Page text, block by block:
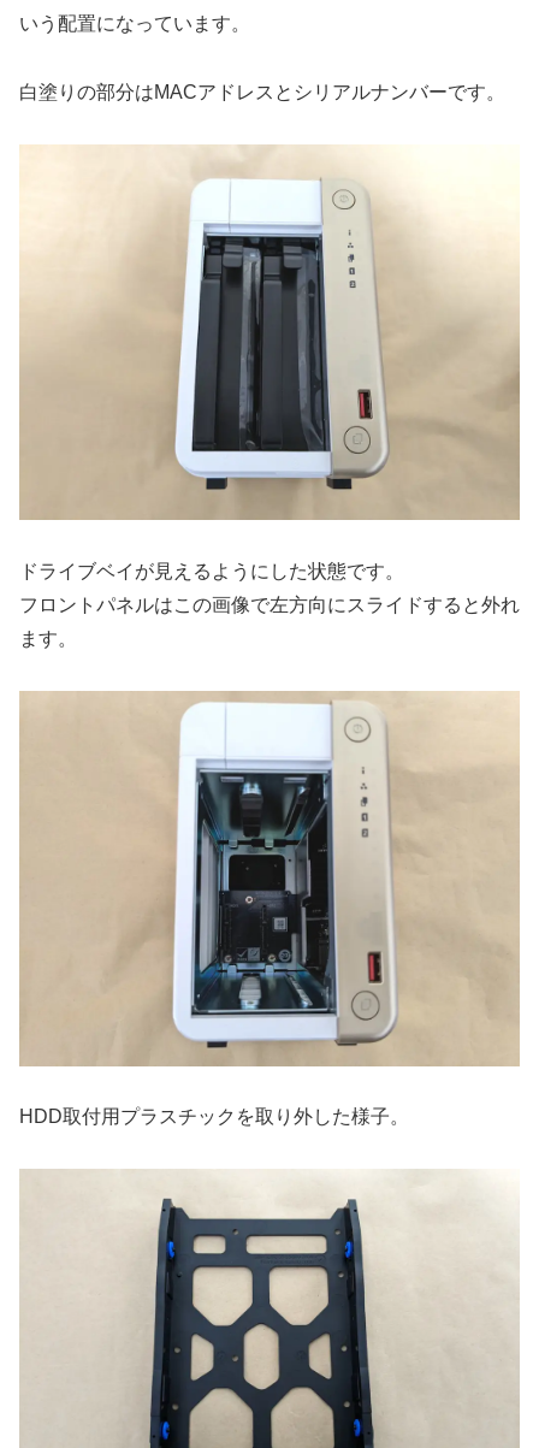
いう配置になっています。
白塗りの部分はMACアドレスとシリアルナンバーです。
ドライブベイが見えるようにした状態です。
フロントパネルはこの画像で左方向にスライドすると外れ
ます。
HDD取付用プラスチックを取り外した様子。